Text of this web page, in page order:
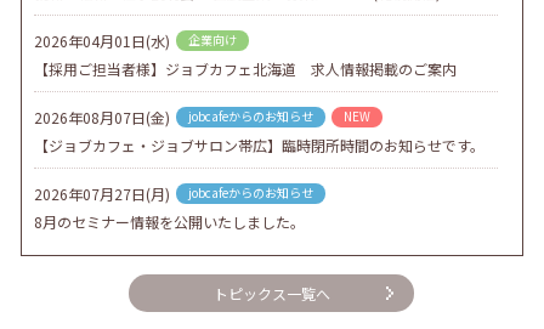
2026年04月01日(水) 企業向け
【採用ご担当者様】ジョブカフェ北海道 求人情報掲載のご案内
2026年08月07日(金) jobcafeからのお知らせ NEW
【ジョブカフェ・ジョブサロン帯広】臨時閉所時間のお知らせです。
2026年07月27日(月) jobcafeからのお知らせ
8月のセミナー情報を公開いたしました。
2026年07月01日(水)
企業様向けセミナー「現場を巻き込む！人事のための『越境人材育
成』３ステップ」
トピックス一覧へ